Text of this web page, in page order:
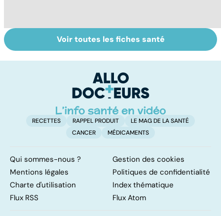
Comment
maîtriser le
Accident
vasculaire
également
touché
Voir toutes les fiches santé
RECETTES RAPPEL PRODUIT
LE MAG DE LA SANTÉ
CANCER
MÉDICAMENTS
Qui sommes-nous ?
Gestion des cookies
Mentions légales
Politiques de confidentialité
Charte d'utilisation
Index thématique
Flux RSS
Flux Atom